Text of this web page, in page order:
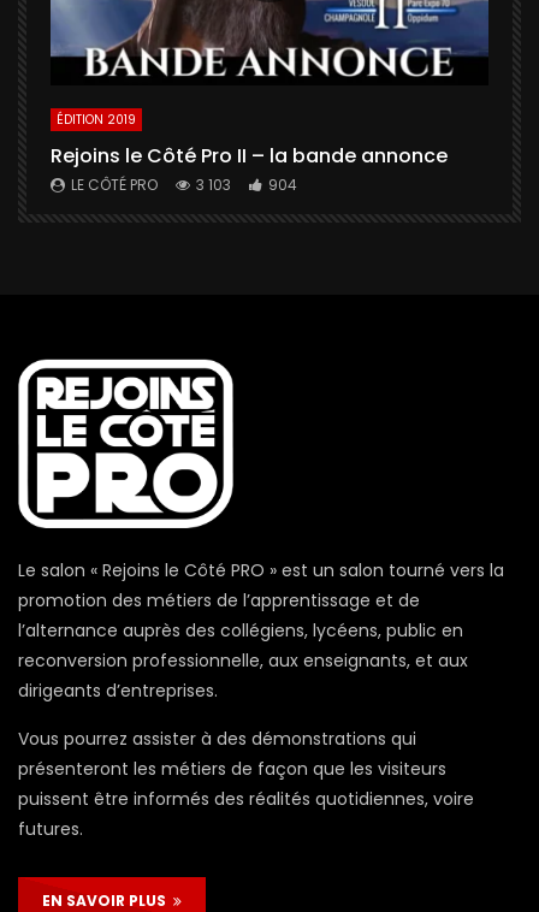
ÉDITION 2019
Rejoins le Côté Pro II – la bande annonce
LE CÔTÉ PRO 3 103 904
Le salon « Rejoins le Côté PRO » est un salon tourné vers la
promotion des métiers de l’apprentissage et de
l’alternance auprès des collégiens, lycéens, public en
reconversion professionnelle, aux enseignants, et aux
dirigeants d’entreprises.
Vous pourrez assister à des démonstrations qui
présenteront les métiers de façon que les visiteurs
puissent être informés des réalités quotidiennes, voire
futures.
EN SAVOIR PLUS